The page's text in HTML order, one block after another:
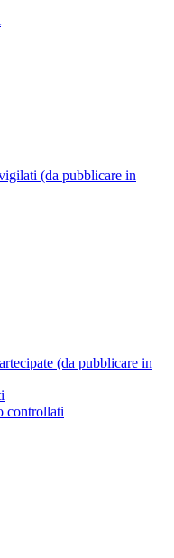
(da pubblicare in
(da pubblicare in
controllati